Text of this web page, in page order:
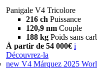
Panigale V4 Tricolore
216 ch Puissance
120,9 nm Couple
188 kg Poids sans
À partir de 54 000€ i
Découvrez-la
new V4 Márquez 2025